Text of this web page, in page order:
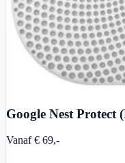
Google Nest Protect
Vanaf € 69,-